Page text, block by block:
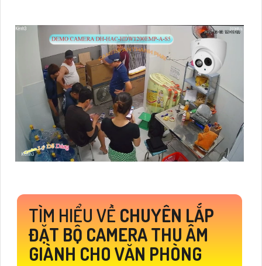
TÌM HIỂU VỀ CHUYÊN LẮP
ĐẶT BỘ CAMERA THU ÂM
GIÀNH CHO VĂN PHÒNG